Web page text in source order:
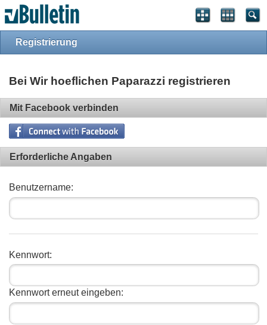
Registrierung
Bei Wir hoeflichen Paparazzi registrieren
Mit Facebook verbinden
Erforderliche Angaben
Benutzername:
Kennwort:
Kennwort erneut eingeben: